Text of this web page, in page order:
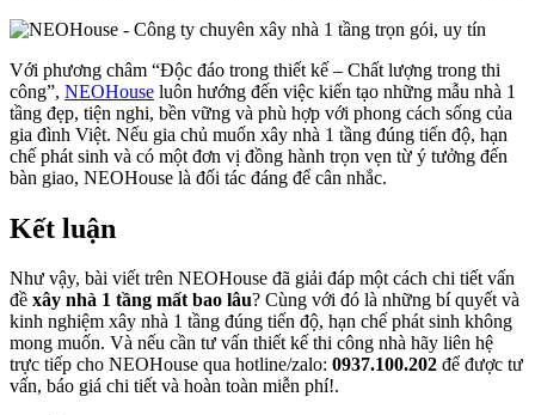
Với phương châm “Độc đáo trong thiết kế – Chất lượng trong thi
công”, NEOHouse luôn hướng đến việc kiến tạo những mẫu nhà 1
tầng đẹp, tiện nghi, bền vững và phù hợp với phong cách sống của
gia đình Việt. Nếu gia chủ muốn xây nhà 1 tầng đúng tiến độ, hạn
chế phát sinh và có một đơn vị đồng hành trọn vẹn từ ý tưởng đến
bàn giao, NEOHouse là đối tác đáng để cân nhắc.
Kết luận
Như vậy, bài viết trên NEOHouse đã giải đáp một cách chi tiết vấn
đề xây nhà 1 tầng mất bao lâu? Cùng với đó là những bí quyết và
kinh nghiệm xây nhà 1 tầng đúng tiến độ, hạn chế phát sinh không
mong muốn. Và nếu cần tư vấn thiết kế thi công nhà hãy liên hệ
trực tiếp cho NEOHouse qua hotline/zalo: 0937.100.202 để được tư
vấn, báo giá chi tiết và hoàn toàn miễn phí!.